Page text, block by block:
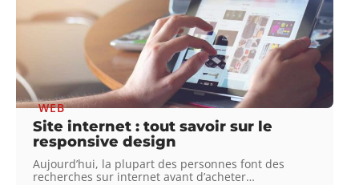
WEB
Site internet : tout savoir sur le
responsive design
Aujourd’hui, la plupart des personnes font des
recherches sur internet avant d’acheter…